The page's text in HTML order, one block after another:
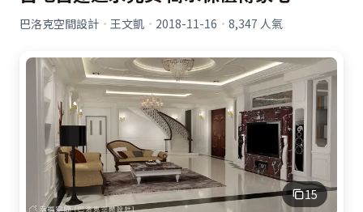
巴洛克空間設計 · 王文凱 · 2018-11-16 · 8,347 人氣
15